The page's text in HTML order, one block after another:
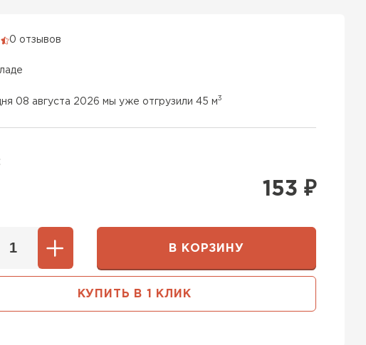
0 отзывов
08 августа 2026 мы уже отгрузили 45 м3
153 ₽
В КОРЗИНУ
КУПИТЬ В 1 КЛИК